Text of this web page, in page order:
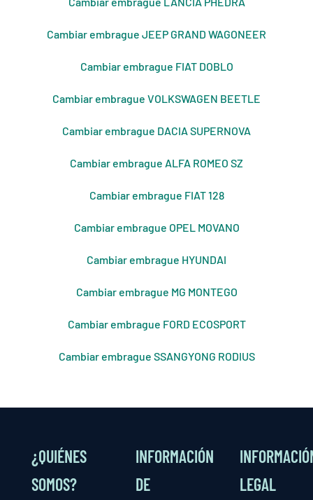
Cambiar embrague JEEP GRAND WAGONEER
Cambiar embrague FIAT DOBLO
Cambiar embrague VOLKSWAGEN BEETLE
Cambiar embrague DACIA SUPERNOVA
Cambiar embrague ALFA ROMEO SZ
Cambiar embrague FIAT 128
Cambiar embrague OPEL MOVANO
Cambiar embrague HYUNDAI
Cambiar embrague MG MONTEGO
Cambiar embrague FORD ECOSPORT
Cambiar embrague SSANGYONG RODIUS
¿QUIÉNES
SOMOS?
INFORMACIÓN
DE
LEGAL